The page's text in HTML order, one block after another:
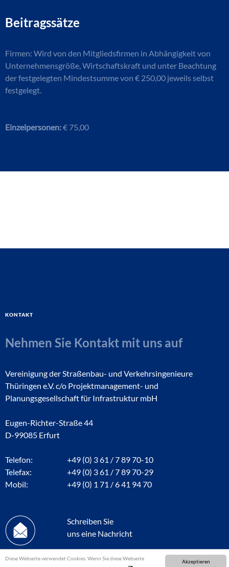
Akzeptieren
Diese Webseite verwendet Cookies. Wenn Sie diese Webseite
Beitragssätze
Firmen: Wird von den Mitgliedsfirmen in Abhängigkeit von
Unternehmensgröße, Wirtschaftskraft und unter Beachtung
der festgelegten Mindestsumme von € 250,00 jeweils selbst
festgelegt.
Einzelpersonen:€ 75,00
Kontakt
Nehmen Sie Kontakt mit uns auf
Vereinigung der Straßenbau- und Verkehrsingenieure
Thüringen e.V. c/o Projektmanagement- und
Planungsgesellschaft für Infrastruktur mbH
Eugen-Richter-Straße 44
D-99085 Erfurt
Telefon:
+49 (0) 3 61 / 7 89 70-10
Telefax:
+49 (0) 3 61 / 7 89 70-29
Mobil:
+49 (0) 1 71 / 6 41 94 70
Schreiben Sie
uns eine Nachricht